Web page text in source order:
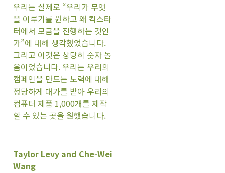
우리는 실제로 “우리가 무엇
을 이루기를 원하고 왜 킥스타
터에서 모금을 진행하는 것인
가”에 대해 생각했었습니다.
그리고 이것은 상당히 숫자 놀
음이었습니다. 우리는 우리의
캠페인을 만드는 노력에 대해
정당하게 대가를 받아 우리의
컴퓨터 제품 1,000개를 제작
할 수 있는 곳을 원했습니다.
Taylor Levy and Che-Wei
Wang